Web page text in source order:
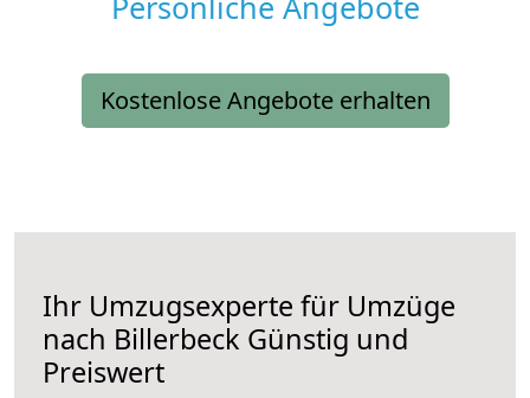
Kostenlose Angebote erhalten
Ihr Umzugsexperte für Umzüge
nach Billerbeck Günstig und
Preiswert